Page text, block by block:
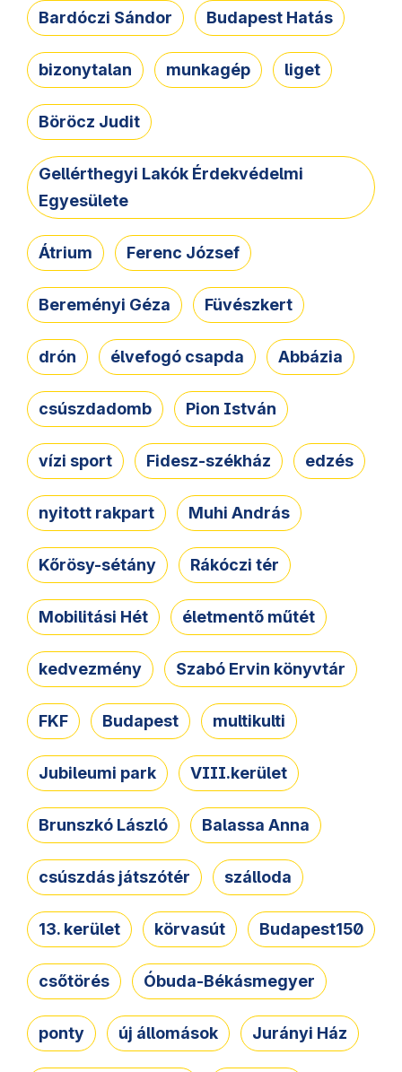
Bardóczi Sándor Budapest Hatás
bizonytalan munkagép liget
Böröcz Judit
Gellérthegyi Lakók Érdekvédelmi
Egyesülete
Átrium Ferenc József
Bereményi Géza Füvészkert
drón élvefogó csapda Abbázia
csúszdadomb Pion István
vízi sport Fidesz-székház edzés
nyitott rakpart Muhi András
Kőrösy-sétány Rákóczi tér
Mobilitási Hét életmentő műtét
kedvezmény Szabó Ervin könyvtár
FKF Budapest multikulti
Jubileumi park VIII.kerület
Brunszkó László Balassa Anna
csúszdás játszótér szálloda
13. kerület körvasút Budapest150
csőtörés Óbuda-Békásmegyer
ponty új állomások Jurányi Ház